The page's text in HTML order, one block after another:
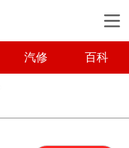
汽修 百科